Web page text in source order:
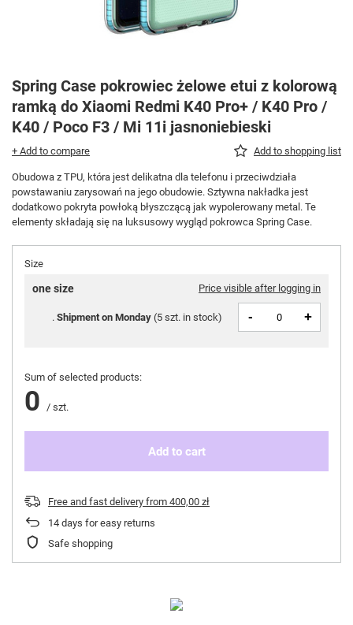
Spring Case pokrowiec żelowe etui z kolorową
ramką do Xiaomi Redmi K40 Pro+ / K40 Pro /
K40 / Poco F3 / Mi 11i jasnoniebieski
+ Add to compare Add to shopping list
Obudowa z TPU, która jest delikatna dla telefonu i przeciwdziała
powstawaniu zarysowań na jego obudowie. Sztywna nakładka jest
dodatkowo pokryta powłoką błyszczącą jak wypolerowany metal. Te
elementy składają się na luksusowy wygląd pokrowca Spring Case.
Size
one size Price visible after logging in
Shipment on Monday (5 szt. in stock) - +
Sum of selected products:
0 / szt.
Add to cart
Free and fast delivery from 400,00 zł
14 days for easy returns
Safe shopping